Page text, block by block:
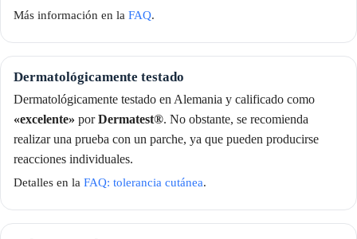
Más información en la FAQ.
Dermatológicamente testado
Dermatológicamente testado en Alemania y calificado como
«excelente» porDermatest®. No obstante, se recomienda
realizar una prueba con un parche, ya que pueden producirse
reacciones individuales.
Detalles en la FAQ: tolerancia cutánea.